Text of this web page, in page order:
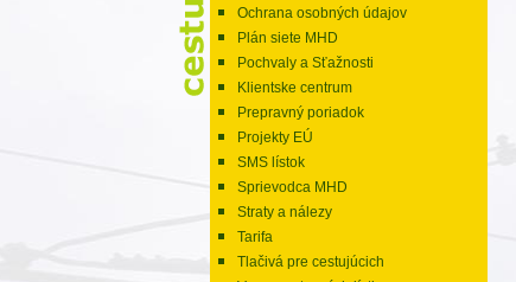
Ochrana osobných údajov
Plán siete MHD
Pochvaly a Sťažnosti
Klientske centrum
Prepravný poriadok
Projekty EÚ
SMS lístok
Sprievodca MHD
Straty a nálezy
Tarifa
Tlačivá pre cestujúcich